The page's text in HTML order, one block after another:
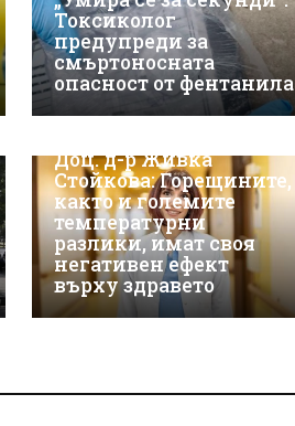
Токсиколог
предупреди за
смъртоносната
опасност от фентанила
Доц. д-р Живка
Стойкова: Горещините,
както и големите
температурни
разлики, имат своя
негативен ефект
върху здравето